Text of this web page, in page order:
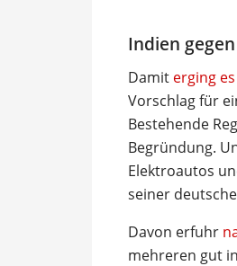
Indien
Damit erging
Vorschlag für
Bestehende
Begründung.
Elektroautos
seiner
Davon erfuhr
mehreren gut